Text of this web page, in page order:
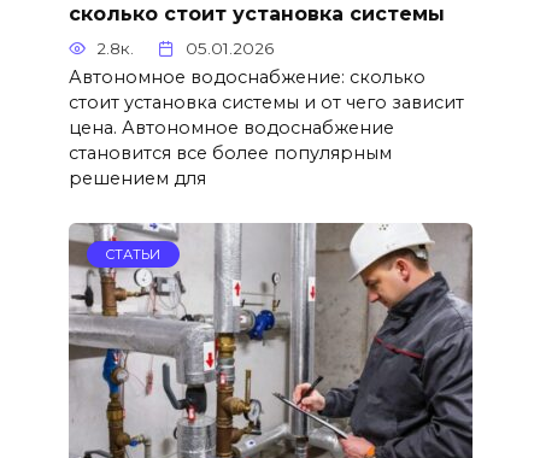
сколько стоит установка системы
2.8к. 05.01.2026
Автономное водоснабжение: сколько
стоит установка системы и от чего зависит
цена. Автономное водоснабжение
становится все более популярным
решением для
СТАТЬИ